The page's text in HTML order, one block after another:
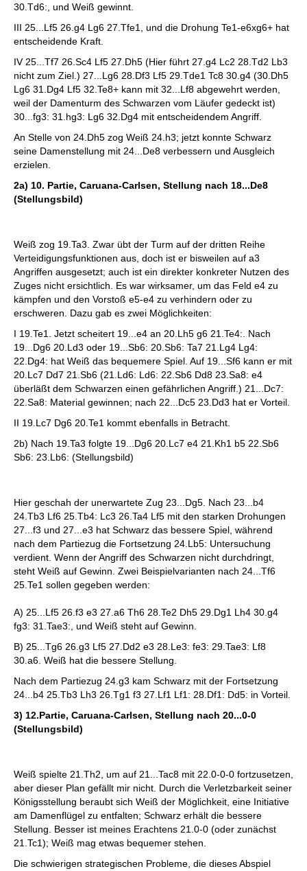
30.Td6:, und Weiß gewinnt.
III 25...Lf5 26.g4 Lg6 27.Tfe1, und die Drohung Te1-e6xg6+ hat
entscheidende Kraft.
IV 25...Tf7 26.Sc4 Lf5 27.Dh5 (Hier führt 27.g4 Lc2 28.Td2 Lb3
nicht zum Ziel.) 27...Lg6 28.Df3 Lf5 29.Tde1 Tc8 30.g4 (30.Dh5
Lg6 31.Dg4 Lf5 32.Te8+ kann mit 32...Lf8 abgewehrt werden,
weil der Damenturm des Schwarzen vom Läufer gedeckt ist)
30...fg3: 31.hg3: Lg6 32.Dg4 mit entscheidendem Angriff.
An Stelle von 24.Dh5 zog Weiß 24.h3; jetzt konnte Schwarz
seine Damenstellung mit 24...De8 verbessern und Ausgleich
erzielen.
2a) 10. Partie, Caruana-Carlsen, Stellung nach 18...De8
(Stellungsbild)
Weiß zog 19.Ta3. Zwar übt der Turm auf der dritten Reihe
Verteidigungsfunktionen aus, doch ist er bisweilen auf a3
Angriffen ausgesetzt; auch ist ein direkter konkreter Nutzen des
Zuges nicht ersichtlich. Es war wirksamer, um das Feld e4 zu
kämpfen und den Vorstoß e5-e4 zu verhindern oder zu
erschweren. Dazu gab es zwei Möglichkeiten:
I 19.Te1. Jetzt scheitert 19...e4 an 20.Lh5 g6 21.Te4:. Nach
19...Dg6 20.Ld3 oder 19...Sb6: 20.Sb6: Ta7 21.Lg4 Lg4:
22.Dg4: hat Weiß das bequemere Spiel. Auf 19...Sf6 kann er mit
20.Lc7 Dd7 21.Sb6 (21.Ld6: Ld6: 22.Sb6 Dd8 23.Sa8: e4
überläßt dem Schwarzen einen gefährlichen Angriff.) 21...Dc7:
22.Sa8: Material gewinnen; nach 22...Dc5 23.Dd3 hat er Vorteil.
II 19.Lc7 Dg6 20.Te1 kommt ebenfalls in Betracht.
2b) Nach 19.Ta3 folgte 19...Dg6 20.Lc7 e4 21.Kh1 b5 22.Sb6
Sb6: 23.Lb6: (Stellungsbild)
Hier geschah der unerwartete Zug 23...Dg5. Nach 23...b4
24.Tb3 Lf6 25.Tb4: Lc3 26.Ta4 Lf5 mit den starken Drohungen
27...f3 und 27...e3 hat Schwarz das bessere Spiel, während
nach dem Partiezug die Fortsetzung 24.Lb5: Untersuchung
verdient. Wenn der Angriff des Schwarzen nicht durchdringt,
steht Weiß auf Gewinn. Zwei Beispielvarianten nach 24...Tf6
25.Te1 sollen gegeben werden:
A) 25...Lf5 26.f3 e3 27.a6 Th6 28.Te2 Dh5 29.Dg1 Lh4 30.g4
fg3: 31.Tae3:, und Weiß steht auf Gewinn.
B) 25...Tg6 26.g3 Lf5 27.Dd2 e3 28.Le3: fe3: 29.Tae3: Lf8
30.a6. Weiß hat die bessere Stellung.
Nach dem Partiezug 24.g3 kam Schwarz mit der Fortsetzung
24...b4 25.Tb3 Lh3 26.Tg1 f3 27.Lf1 Lf1: 28.Df1: Dd5: in Vorteil.
3) 12.Partie, Caruana-Carlsen, Stellung nach 20...0-0
(Stellungsbild)
Weiß spielte 21.Th2, um auf 21...Tac8 mit 22.0-0-0 fortzusetzen,
aber dieser Plan gefällt mir nicht. Durch die Verletzbarkeit seiner
Königsstellung beraubt sich Weiß der Möglichkeit, eine Initiative
am Damenflügel zu entfalten; Schwarz erhält die bessere
Stellung. Besser ist meines Erachtens 21.0-0 (oder zunächst
21.Tc1); Weiß mag etwas bequemer stehen.
Die schwierigen strategischen Probleme, die dieses Abspiel